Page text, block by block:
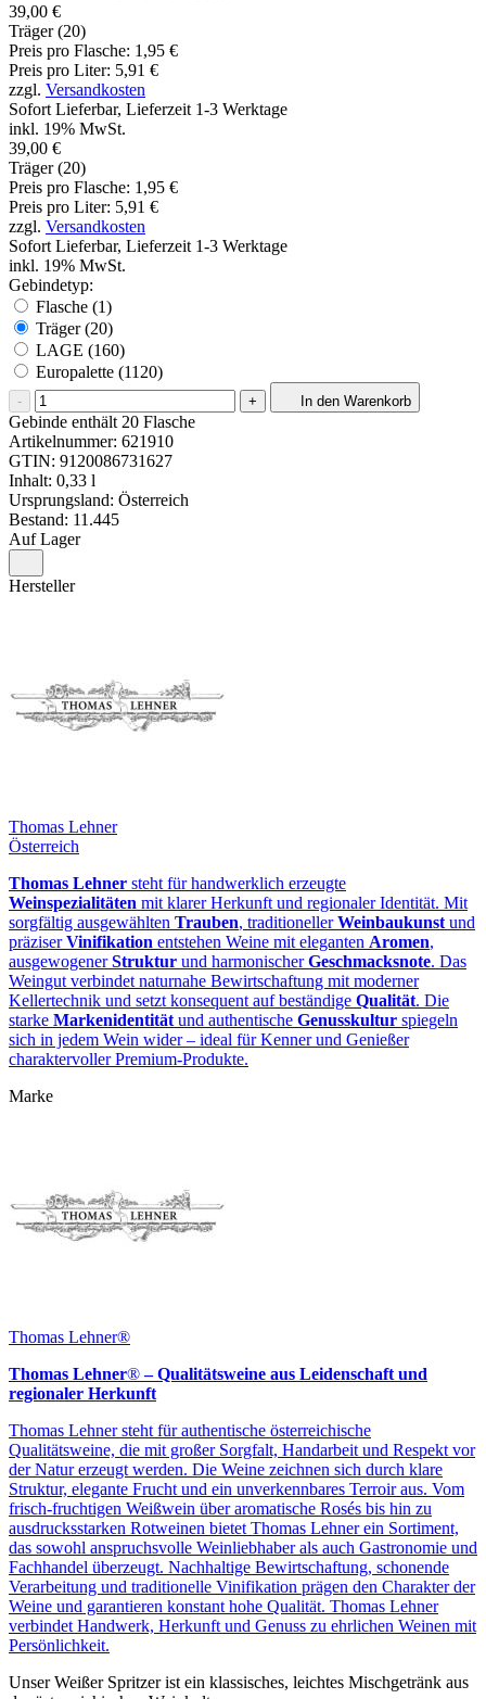
39,00 €
Träger (20)
Preis pro Flasche: 1,95 €
Preis pro Liter: 5,91 €
zzgl. Versandkosten
Sofort Lieferbar, Lieferzeit 1-3 Werktage
inkl. 19% MwSt.
39,00 €
Träger (20)
Preis pro Flasche: 1,95 €
Preis pro Liter: 5,91 €
zzgl. Versandkosten
Sofort Lieferbar, Lieferzeit 1-3 Werktage
inkl. 19% MwSt.
Gebindetyp:
Flasche (1)
Träger (20)
LAGE (160)
Europalette (1120)
- + In den Warenkorb
Gebinde enthält 20 Flasche
Artikelnummer: 621910
GTIN: 9120086731627
Inhalt: 0,33 l
Ursprungsland: Österreich
Bestand: 11.445
Auf Lager
Hersteller
Thomas Lehner
Österreich
Thomas Lehner steht für handwerklich erzeugte
Weinspezialitäten mit klarer Herkunft und regionaler Identität. Mit
sorgfältig ausgewählten Trauben, traditionellerWeinbaukunst und
präziserVinifikation entstehen Weine mit eleganten Aromen,
ausgewogenerStruktur und harmonischerGeschmacksnote. Das
Weingut verbindet naturnahe Bewirtschaftung mit moderner
Kellertechnik und setzt konsequent auf beständige Qualität. Die
starke Markenidentität und authentische Genusskultur spiegeln
sich in jedem Wein wider – ideal für Kenner und Genießer
charaktervoller Premium‑Produkte.
Marke
Thomas Lehner®
Thomas Lehner®– Qualitätsweine aus Leidenschaft und
regionaler Herkunft
Thomas Lehner steht für authentische österreichische
Qualitätsweine, die mit großer Sorgfalt, Handarbeit und Respekt vor
der Natur erzeugt werden. Die Weine zeichnen sich durch klare
Struktur, elegante Frucht und ein unverkennbares Terroir aus. Vom
frisch-fruchtigen Weißwein über aromatische Rosés bis hin zu
ausdrucksstarken Rotweinen bietet Thomas Lehner ein Sortiment,
das sowohl anspruchsvolle Weinliebhaber als auch Gastronomie und
Fachhandel überzeugt. Nachhaltige Bewirtschaftung, schonende
Verarbeitung und traditionelle Vinifikation prägen den Charakter der
Weine und garantieren konstant hohe Qualität. Thomas Lehner
verbindet Handwerk, Herkunft und Genuss zu ehrlichen Weinen mit
Persönlichkeit.
Unser Weißer Spritzer ist ein klassisches, leichtes Mischgetränk aus